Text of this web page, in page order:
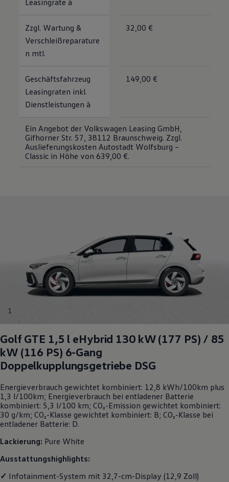
Zzgl. Wartung &
Verschleißreparature
n mtl.
32,00 €
Geschäftsfahrzeug
Leasingraten inkl.
Dienstleistungen à
149,00 €
Ein Angebot der Volkswagen Leasing GmbH,
Gifhorner Str. 57, 38112 Braunschweig. Zzgl.
Auslieferungskosten Autostadt Wolfsburg –
Classic in Höhe von 639,00 €.
1
Golf GTE 1,5 l eHybrid 130 kW (177 PS) / 85
kW (116 PS) 6-Gang
Doppelkupplungsgetriebe DSG
Energieverbrauch gewichtet kombiniert: 12,8 kWh/100km plus
1,3 l/100km; Energieverbrauch bei entladener Batterie
kombiniert: 5,3 l/100 km; CO₂-Emission gewichtet kombiniert:
30 g/km; CO₂-Klasse gewichtet kombiniert: B; CO₂-Klasse bei
entladener Batterie: D.
Lackierung: Pure White
Ausstattungshighlights:
✓ Infotainment-System mit 32,7-cm-Display (12,9 Zoll)